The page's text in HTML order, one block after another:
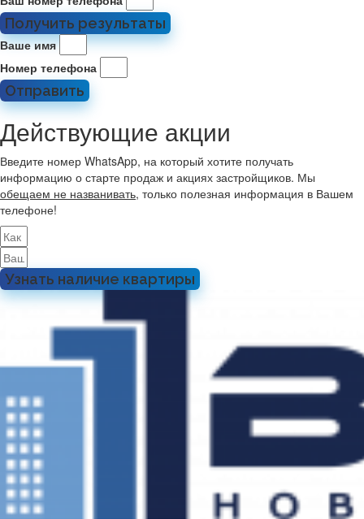
Получить результаты
Ваше имя
Номер телефона
Отправить
Действующие акции
Введите номер WhatsApp, на который хотите получать
информацию о старте продаж и акциях застройщиков. Мы
обещаем не названивать, только полезная информация в Вашем
телефоне!
Узнать наличие квартиры